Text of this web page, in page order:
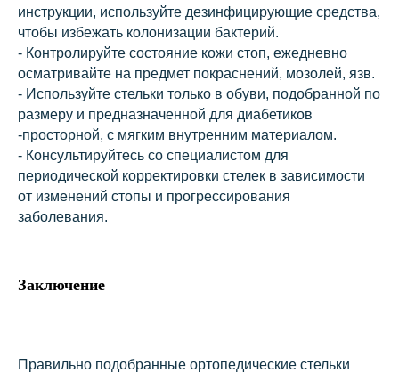
инструкции, используйте дезинфицирующие средства,
чтобы избежать колонизации бактерий.
- Контролируйте состояние кожи стоп, ежедневно
осматривайте на предмет покраснений, мозолей, язв.
- Используйте стельки только в обуви, подобранной по
размеру и предназначенной для диабетиков
-просторной, с мягким внутренним материалом.
- Консультируйтесь со специалистом для
периодической корректировки стелек в зависимости
от изменений стопы и прогрессирования
заболевания.
Заключение
Правильно подобранные ортопедические стельки